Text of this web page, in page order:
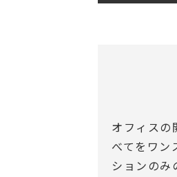
オフィスの
べてをワン
ションの